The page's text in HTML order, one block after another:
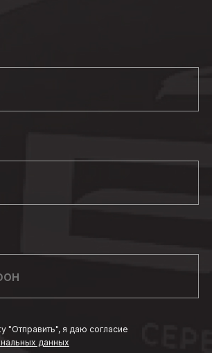
"Отправить", я даю согласие
данных